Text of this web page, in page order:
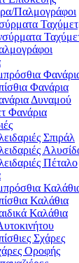
Παλμογράφοι
Φανάρια
Δυναμού
Φανάρια
Σπιράλ
Πέταλο
Καλάθια
Καλάθια
Σχάρες
Οροφής